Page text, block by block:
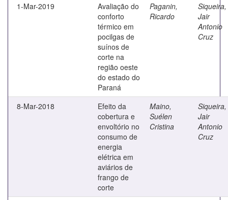
1-Mar-2019
Avaliação do
conforto
térmico em
pocilgas de
suínos de
corte na
região oeste
do estado do
Paraná
Paganin,
Ricardo
Siqueira,
Jair
Antonio
Cruz
8-Mar-2018
Efeito da
cobertura e
envoltório no
consumo de
energia
elétrica em
aviários de
frango de
corte
Maino,
Suélen
Cristina
Siqueira,
Jair
Antonio
Cruz